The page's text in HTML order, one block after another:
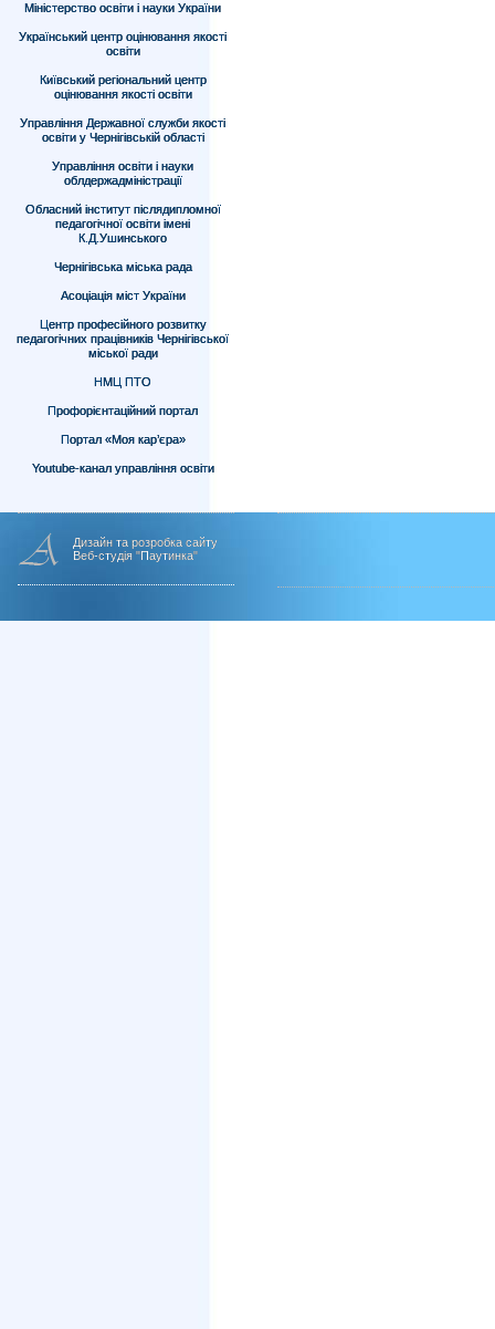
Міністерство освіти і науки України
Український центр оцінювання якості
освіти
Київський регіональний центр
оцінювання якості освіти
Управління Державної служби якості
освіти у Чернігівській області
Управління освіти і науки
облдержадміністрації
Обласний інститут післядипломної
педагогічної освіти імені
К.Д.Ушинського
Чернігівська міська рада
Асоціація міст України
Центр професійного розвитку
педагогічних працівників Чернігівської
міської ради
НМЦ ПТО
Профорієнтаційний портал
Портал «Моя кар’єра»
Youtube-канал управління освіти
Дизайн та розробка сайту
Веб-студія "Паутинка"